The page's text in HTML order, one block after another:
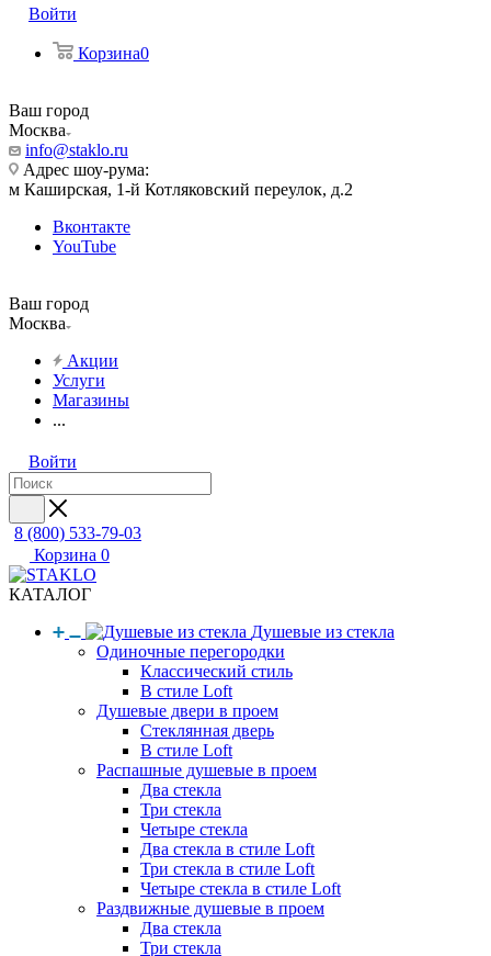
Войти
Корзина0
Ваш город
Москва
info@staklo.ru
Адрес шоу-рума:
м Каширская, 1-й Котляковский переулок, д.2
Вконтакте
YouTube
Ваш город
Москва
Акции
Услуги
Магазины
...
Войти
8 (800) 533-79-03
Корзина 0
КАТАЛОГ
Душевые из стекла
Одиночные перегородки
Классический стиль
В стиле Loft
Душевые двери в проем
Стеклянная дверь
В стиле Loft
Распашные душевые в проем
Два стекла
Три стекла
Четыре стекла
Два стекла в стиле Loft
Три стекла в стиле Loft
Четыре стекла в стиле Loft
Раздвижные душевые в проем
Два стекла
Три стекла